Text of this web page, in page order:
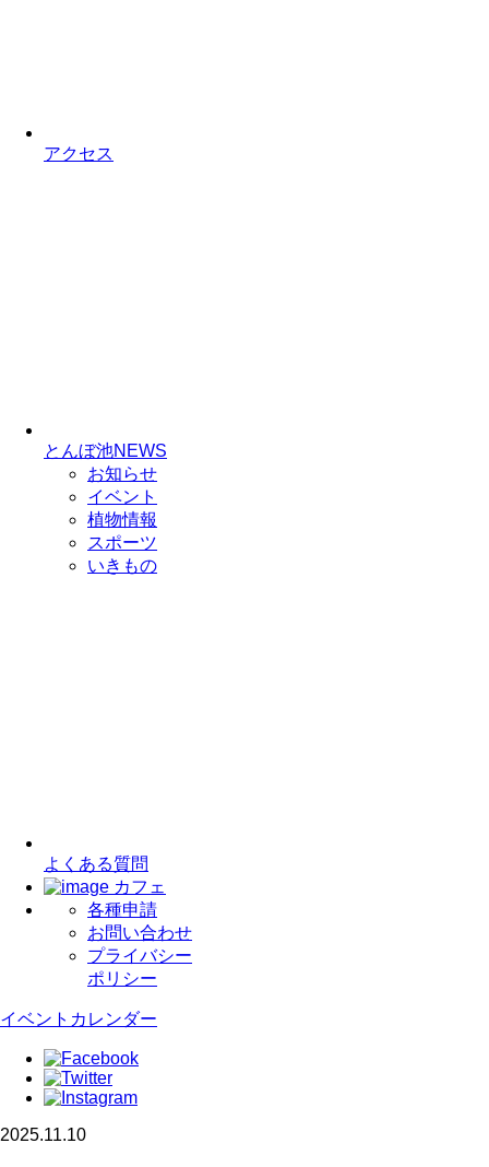
アクセス
とんぼ池NEWS
お知らせ
イベント
植物情報
スポーツ
いきもの
よくある質問
カフェ
各種申請
お問い合わせ
プライバシー
ポリシー
イベントカレンダー
2025.11.10